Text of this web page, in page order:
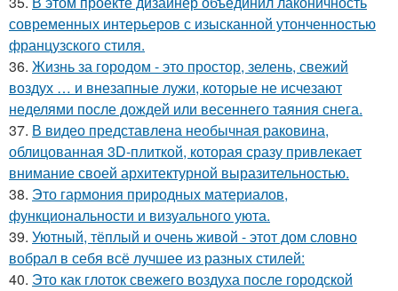
современных интерьеров с изысканной утонченностью
французского стиля.
36. Жизнь за городом - это простор, зелень, свежий
воздух … и внезапные лужи, которые не исчезают
неделями после дождей или весеннего таяния снега.
37. В видео представлена необычная раковина,
облицованная 3D-плиткой, которая сразу привлекает
внимание своей архитектурной выразительностью.
38. Это гармония природных материалов,
функциональности и визуального уюта.
39. Уютный, тёплый и очень живой - этот дом словно
вобрал в себя всё лучшее из разных стилей:
40. Это как глоток свежего воздуха после городской